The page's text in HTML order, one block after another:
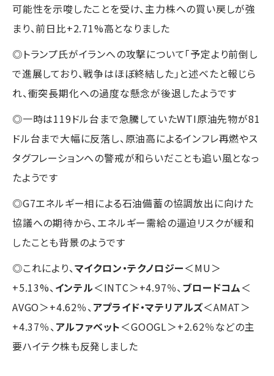
可能性を示唆したことを受け、主力株への買い戻しが強
まり、前日比+2.71%高となりました
◎トランプ氏がイランへの攻撃について「予定より前倒し
で進展しており、戦争はほぼ終結した」と述べたと報じら
れ、衝突長期化への過度な懸念が後退したようです
◎一時は119ドル台まで急騰していたWTI原油先物が81
ドル台まで大幅に反落し、原油高によるインフレ再燃やス
タグフレーションへの警戒が和らいだことも追い風となっ
たようです
◎G7エネルギー相による石油備蓄の協調放出に向けた
協議への期待から、エネルギー需給の逼迫リスクが緩和
したことも背景のようです
◎これにより、マイクロン・テクノロジー＜MU＞
+5.13%、 インテル＜INTC＞+4.97％、 ブロードコム＜
AVGO＞+4.62％、 アプライド・マテリアルズ＜AMAT＞
+4.37％、 アルファベット＜GOOGL＞+2.62％などの主
要ハイテク株も反発しました